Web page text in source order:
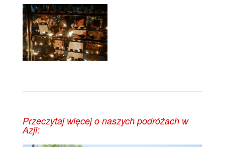
Przeczytaj więcej o naszych podróżach w
Azji: